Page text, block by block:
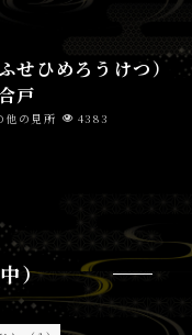
せひめろうけつ）
戸
他の見所 4383
）